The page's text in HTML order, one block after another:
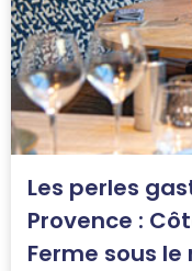
Les perles
Provence :
Ferme sous le